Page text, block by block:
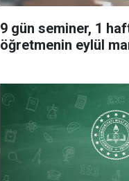
9 gün seminer, 1
öğretmenin eylül